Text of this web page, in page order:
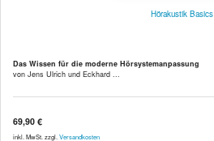
Hörakustik Basics
Das Wissen für die moderne Hörsystemanpassung
von Jens Ulrich und Eckhard ...
69,90 €
inkl. MwSt. zzgl. Versandkosten